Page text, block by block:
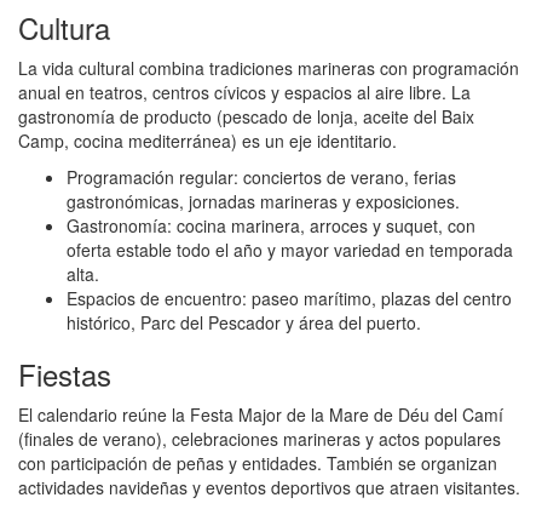
Cultura
La vida cultural combina tradiciones marineras con programación
anual en teatros, centros cívicos y espacios al aire libre. La
gastronomía de producto (pescado de lonja, aceite del Baix
Camp, cocina mediterránea) es un eje identitario.
Programación regular: conciertos de verano, ferias
gastronómicas, jornadas marineras y exposiciones.
Gastronomía: cocina marinera, arroces y suquet, con
oferta estable todo el año y mayor variedad en temporada
alta.
Espacios de encuentro: paseo marítimo, plazas del centro
histórico, Parc del Pescador y área del puerto.
Fiestas
El calendario reúne la Festa Major de la Mare de Déu del Camí
(finales de verano), celebraciones marineras y actos populares
con participación de peñas y entidades. También se organizan
actividades navideñas y eventos deportivos que atraen visitantes.